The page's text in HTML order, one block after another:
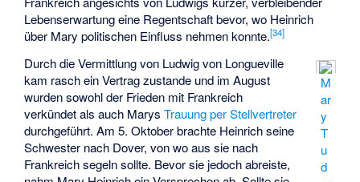
Lebenserwartung eine Regentschaft bevor, wo Heinrich
über Mary politischen Einfluss nehmen konnte.[34]
M
ar
y
T
u
d
Durch die Vermittlung von Ludwig von Longueville
kam rasch ein Vertrag zustande und im August
wurden sowohl der Frieden mit Frankreich
verkündet als auch MarysTrauung per Stellvertreter
durchgeführt. Am 5. Oktober brachte Heinrich seine
Schwester nach Dover, von wo aus sie nach
Frankreich segeln sollte. Bevor sie jedoch abreiste,